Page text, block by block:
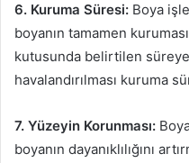
6. Kuruma Süresi: Boya
boyanın tamamen
kutusunda belirtilen
havalandırılması kuruma
7. Yüzeyin Korunması:
boyanın dayanıklılığını